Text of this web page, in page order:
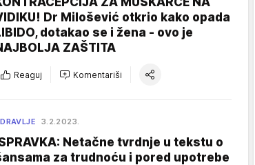
Dr Milošević otkrio kako opada
dotakao se i žena - ovo je
ZAŠTITA
Reaguj Komentariši
3.2.2023.
Netačne tvrdnje u tekstu o
za trudnoću i pored upotrebe